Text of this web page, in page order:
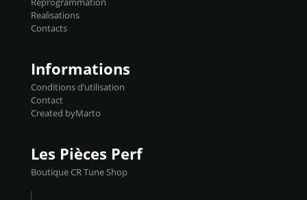
Reprog SP 98 sur le calculateur d'origine
450€ TTC Un gain d'environ 10cv et 15nm
Realisations
Contacts
Informations
Conditions d’utilisation
Contact
Created byMarto
Les Pièces Perf
Boutique CR Tune Shop